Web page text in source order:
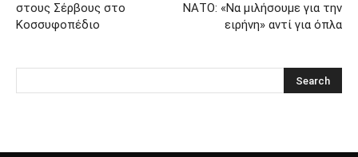
στους Σέρβους στο
Κοσσυφοπέδιο
ΝΑΤΟ: «Να μιλήσουμε για την
ειρήνη» αντί για όπλα